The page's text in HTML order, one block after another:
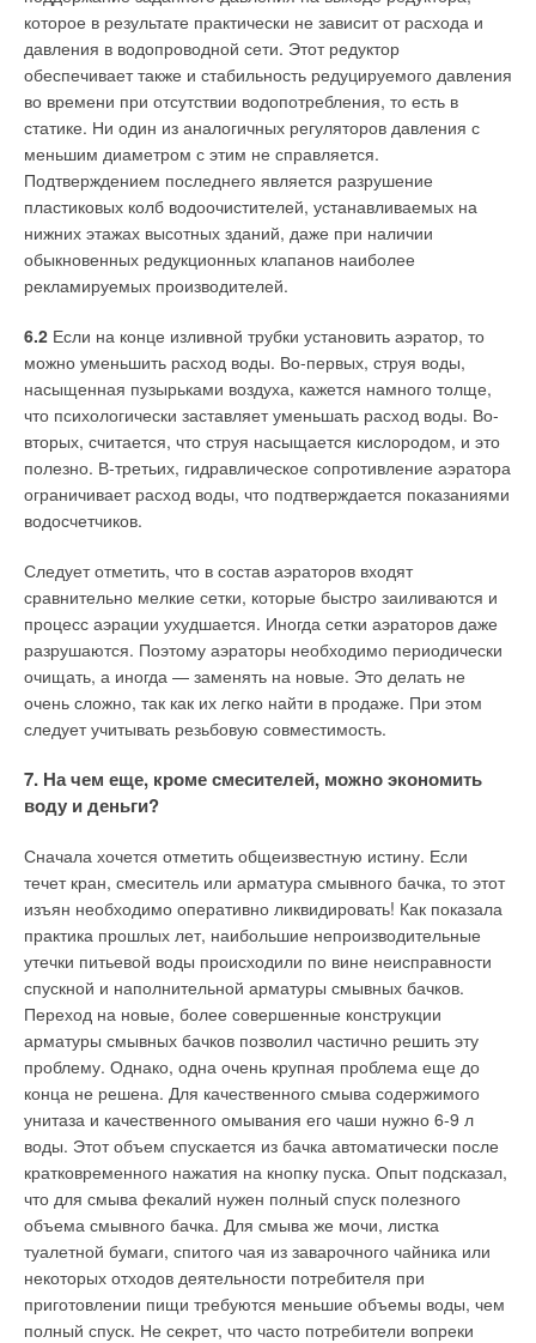
которое в результате практически не зависит от расхода и
давления в водопроводной сети. Этот редуктор
обеспечивает также и стабильность редуцируемого давления
во времени при отсутствии водопотребления, то есть в
статике. Ни один из аналогичных регуляторов давления с
меньшим диаметром с этим не справляется.
Подтверждением последнего является разрушение
пластиковых колб водоочистителей, устанавливаемых на
нижних этажах высотных зданий, даже при наличии
обыкновенных редукционных клапанов наиболее
рекламируемых производителей.
6.2 Если на конце изливной трубки установить аэратор, то
можно уменьшить расход воды. Во-первых, струя воды,
насыщенная пузырьками воздуха, кажется намного толще,
что психологически заставляет уменьшать расход воды. Во-
вторых, считается, что струя насыщается кислородом, и это
полезно. В-третьих, гидравлическое сопротивление аэратора
ограничивает расход воды, что подтверждается показаниями
водосчетчиков.
Следует отметить, что в состав аэраторов входят
сравнительно мелкие сетки, которые быстро заиливаются и
процесс аэрации ухудшается. Иногда сетки аэраторов даже
разрушаются. Поэтому аэраторы необходимо периодически
очищать, а иногда — заменять на новые. Это делать не
очень сложно, так как их легко найти в продаже. При этом
следует учитывать резьбовую совместимость.
7. На чем еще, кроме смесителей, можно экономить
воду и деньги?
Сначала хочется отметить общеизвестную истину. Если
течет кран, смеситель или арматура смывного бачка, то этот
изъян необходимо оперативно ликвидировать! Как показала
практика прошлых лет, наибольшие непроизводительные
утечки питьевой воды происходили по вине неисправности
спускной и наполнительной арматуры смывных бачков.
Переход на новые, более совершенные конструкции
арматуры смывных бачков позволил частично решить эту
проблему. Однако, одна очень крупная проблема еще до
конца не решена. Для качественного смыва содержимого
унитаза и качественного омывания его чаши нужно 6-9 л
воды. Этот объем спускается из бачка автоматически после
кратковременного нажатия на кнопку пуска. Опыт подсказал,
что для смыва фекалий нужен полный спуск полезного
объема смывного бачка. Для смыва же мочи, листка
туалетной бумаги, спитого чая из заварочного чайника или
некоторых отходов деятельности потребителя при
приготовлении пищи требуются меньшие объемы воды, чем
полный спуск. Не секрет, что часто потребители вопреки
В этой теме еще нет комментариев
Добавить комментарий
Ваше имя *
Ваш E-mail *